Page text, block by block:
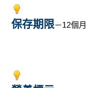
保存期限－12個月